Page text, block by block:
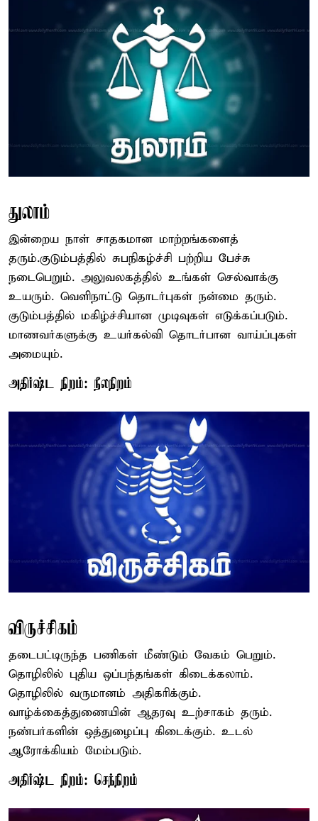
துலாம்
இன்றைய நாள் சாதகமான மாற்றங்களைத்
தரும்.குடும்பத்தில் சுபநிகழ்ச்சி பற்றிய பேச்சு
நடைபெறும். அலுவலகத்தில் உங்கள் செல்வாக்கு
உயரும். வெளிநாட்டு தொடர்புகள் நன்மை தரும்.
குடும்பத்தில் மகிழ்ச்சியான முடிவுகள் எடுக்கப்படும்.
மாணவர்களுக்கு உயர்கல்வி தொடர்பான வாய்ப்புகள்
அமையும்.
அதிர்ஷ்ட நிறம்: நீலநிறம்
விருச்சிகம்
தடைபட்டிருந்த பணிகள் மீண்டும் வேகம் பெறும்.
தொழிலில் புதிய ஒப்பந்தங்கள் கிடைக்கலாம்.
தொழிலில் வருமானம் அதிகரிக்கும்.
வாழ்க்கைத்துணையின் ஆதரவு உற்சாகம் தரும்.
நண்பர்களின் ஒத்துழைப்பு கிடைக்கும். உடல்
ஆரோக்கியம் மேம்படும்.
அதிர்ஷ்ட நிறம்: செந்நிறம்